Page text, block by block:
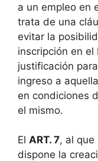
a un empleo en
trata de una
evitar la
inscripción en el
justificación
ingreso a
en condiciones
el mismo.
El ART. 7, al que
dispone la